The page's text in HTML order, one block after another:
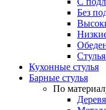
Без
Кухонные стулья
Барные стулья
По